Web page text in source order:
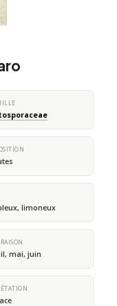
limoneux
mai, juin